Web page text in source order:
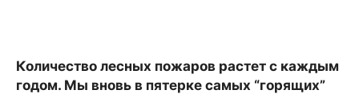
Количество лесных пожаров растет с каждым
годом. Мы вновь в пятерке самых “горящих”